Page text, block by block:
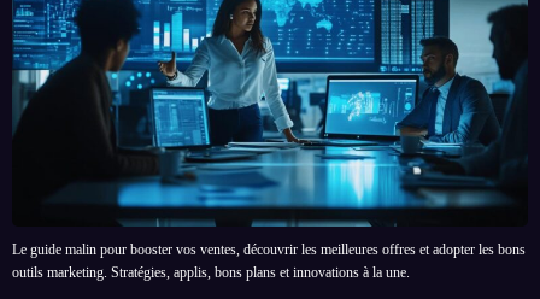
Le guide malin pour booster vos ventes, découvrir les meilleures offres et adopter les bons
outils marketing. Stratégies, applis, bons plans et innovations à la une.